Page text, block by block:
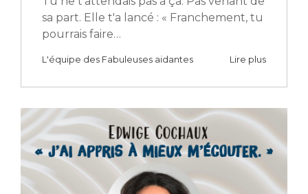
sa part. Elle t'a lancé : « Franchement, tu
pourrais faire…
L'équipe des Fabuleuses aidantes Lire plus